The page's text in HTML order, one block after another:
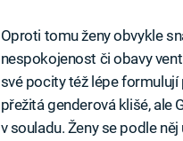
Oproti tomu ženy obvykle
nespokojenost či obavy
své pocity též lépe
přežitá genderová klišé, ale
v souladu. Ženy se podle